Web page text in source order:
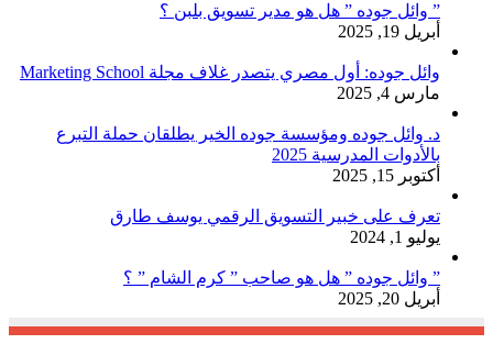
” وائل جوده ” هل هو مدير تسويق بلبن ؟
أبريل 19, 2025
وائل جوده: أول مصري يتصدر غلاف مجلة Marketing School
مارس 4, 2025
د. وائل جوده ومؤسسة جوده الخير يطلقان حملة التبرع
بالأدوات المدرسية 2025
أكتوبر 15, 2025
تعرف على خبير التسويق الرقمي يوسف طارق
يوليو 1, 2024
” وائل جوده ” هل هو صاحب ” كرم الشام ” ؟
أبريل 20, 2025